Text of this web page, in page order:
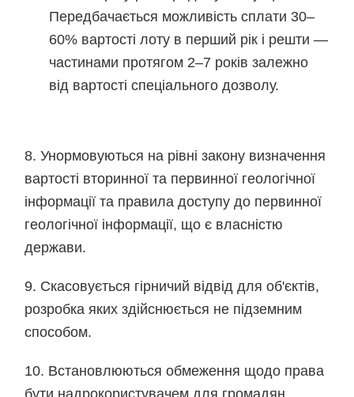
Передбачається можливість сплати 30–
60% вартості лоту в перший рік і решти —
частинами протягом 2–7 років залежно
від вартості спеціального дозволу.
8. Унормовуються на рівні закону визначення
вартості вторинної та первинної геологічної
інформації та правила доступу до первинної
геологічної інформації, що є власністю
держави.
9. Скасовується гірничий відвід для об'єктів,
розробка яких здійснюється не підземним
способом.
10. Встановлюються обмеження щодо права
бути надрокористувачем для громадян